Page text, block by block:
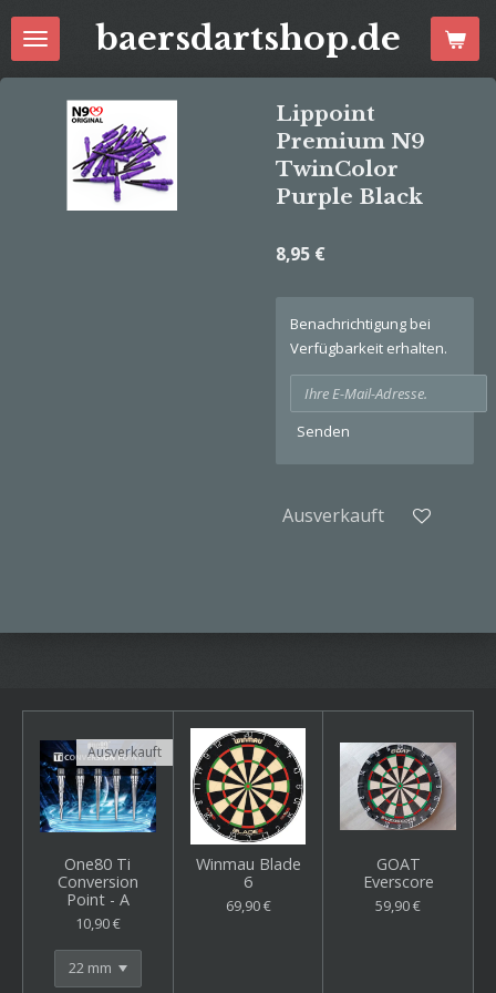
Zum
Hauptinhalt
baersdartshop.de
Lippoint
Premium N9
TwinColor
Purple Black
8,95 €
Benachrichtigung bei
Verfügbarkeit erhalten.
Senden
Ausverkauft
Ausverkauft
One80 Ti
Conversion
Point - A
10,90 €
Winmau Blade
6
69,90 €
GOAT
Everscore
59,90 €